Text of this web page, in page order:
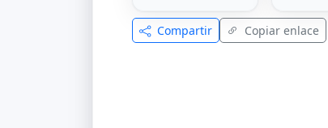
Compartir Copiar enlace